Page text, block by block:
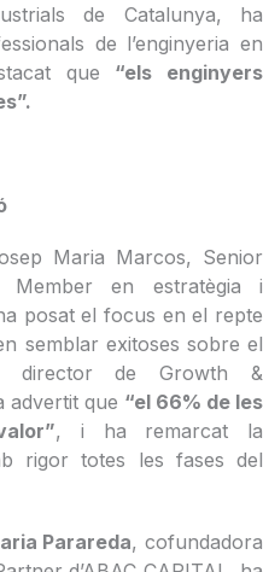
de Catalunya, ha
de l’enginyeria en
que “els enginyers
Maria Marcos, Senior
en estratègia i
posat el focus en el repte
semblar exitoses sobre el
director de Growth &
advertit que “el 66% de les
, i ha remarcat la
rigor totes les fases del
Parareda, cofundadora